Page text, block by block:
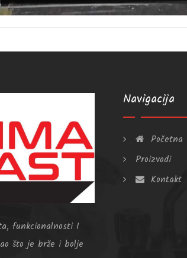
funkcionalnosti I
što je brže i bolje
Navigacija
Početna
Proizvodi
Kontakt